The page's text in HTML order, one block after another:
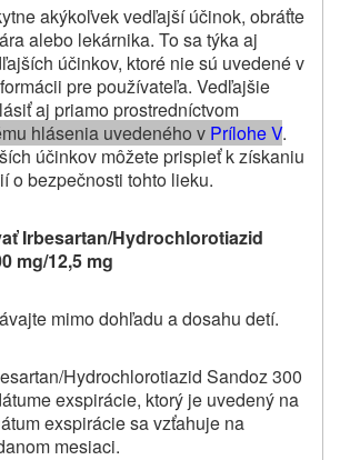
akýkoľvek vedľajší účinok, obráťte
alebo lekárnika. To sa týka aj
účinkov, ktoré nie sú uvedené v
pre používateľa. Vedľajšie
aj priamo prostredníctvom
hlásenia uvedeného v Prílohe V.
účinkov môžete prispieť k získaniu
o bezpečnosti tohto lieku.
Irbesartan/Hydrochlorotiazid
mg/12,5 mg
mimo dohľadu a dosahu detí.
Hydrochlorotiazid Sandoz 300
exspirácie, ktorý je uvedený na
exspirácie sa vzťahuje na
mesiaci.